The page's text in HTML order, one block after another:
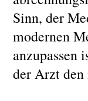
Sinn, der
modernen
anzupassen
der Arzt